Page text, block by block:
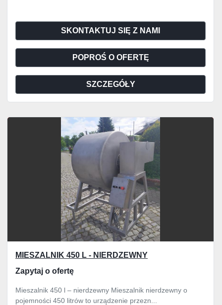
SKONTAKTUJ SIĘ Z NAMI
POPROŚ O OFERTĘ
SZCZEGÓŁY
MIESZALNIK 450 L - NIERDZEWNY
Zapytaj o ofertę
Mieszalnik 450 l – nierdzewny Mieszalnik nierdzewny o
pojemności 450 litrów to urządzenie przezn...